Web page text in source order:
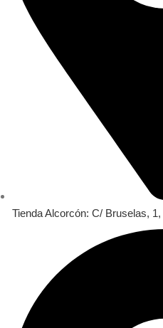
Tienda Alcorcón: C/ Bruselas,